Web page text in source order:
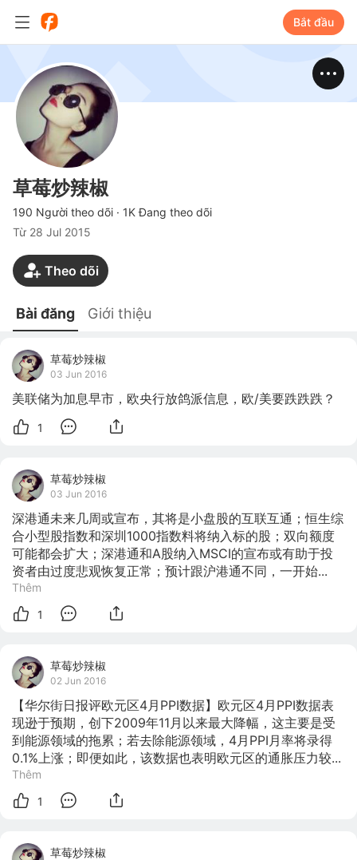
Bắt đầu
草莓炒辣椒
190 Người theo dõi · 1K Đang theo dõi
Từ 28 Jul 2015
Theo dõi
Bài đăng Giới thiệu
草莓炒辣椒
03 Jun 2016
美联储为加息早市，欧央行放鸽派信息，欧/美要跌跌跌？
1
草莓炒辣椒
03 Jun 2016
深港通未来几周或宣布，其将是小盘股的互联互通；恒生综
合小型股指数和深圳1000指数料将纳入标的股；双向额度
可能都会扩大；深港通和A股纳入MSCI的宣布或有助于投
资者由过度悲观恢复正常；预计跟沪港通不同，一开始...
Thêm
1
草莓炒辣椒
02 Jun 2016
【华尔街日报评欧元区4月PPI数据】欧元区4月PPI数据表
现逊于预期，创下2009年11月以来最大降幅，这主要是受
到能源领域的拖累；若去除能源领域，4月PPI月率将录得
0.1%上涨；即便如此，该数据也表明欧元区的通胀压力较...
Thêm
1
草莓炒辣椒